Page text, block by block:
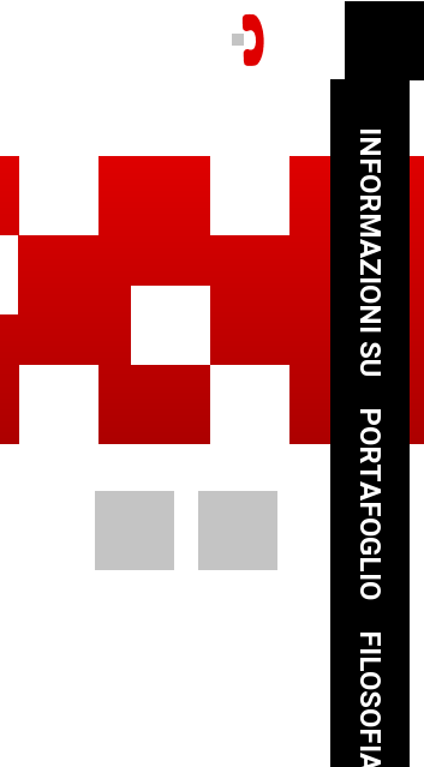
INFORMAZIONI SU
PORTAFOGLIO
FILOSOFIA